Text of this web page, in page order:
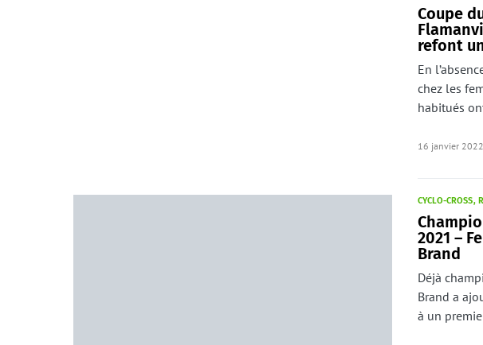
Coupe
refont
En
chez les
habitués
16 janvier 2022
CYCLO-CROSS
2021 –
Brand
Déjà
Brand a
à un